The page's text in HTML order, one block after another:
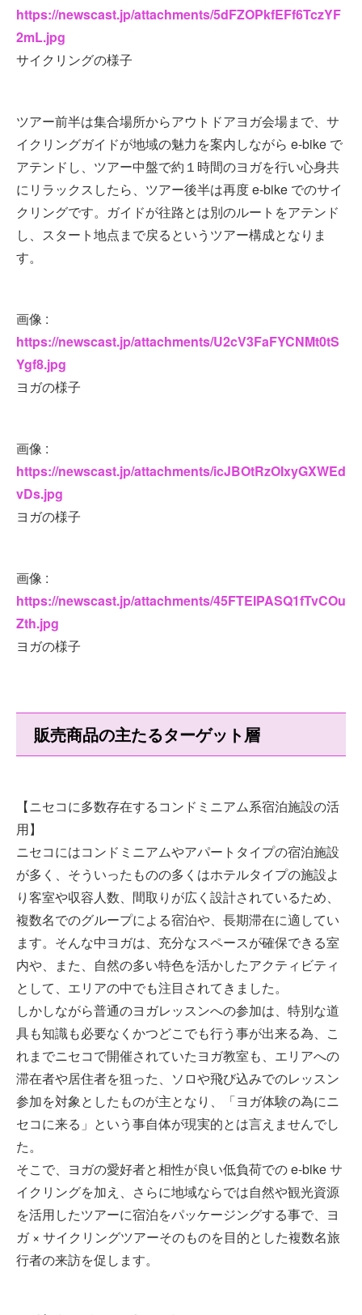
https://newscast.jp/attachments/5dFZOPkfEFf6TczYF
2mL.jpg
サイクリングの様子
ツアー前半は集合場所からアウトドアヨガ会場まで、サ
イクリングガイドが地域の魅力を案内しながら e-bike で
アテンドし、ツアー中盤で約１時間のヨガを行い心身共
にリラックスしたら、ツアー後半は再度 e-bike でのサイ
クリングです。ガイドが往路とは別のルートをアテンド
し、スタート地点まで戻るというツアー構成となりま
す。
画像 :
https://newscast.jp/attachments/U2cV3FaFYCNMt0tS
Ygf8.jpg
ヨガの様子
画像 :
https://newscast.jp/attachments/icJBOtRzOIxyGXWEd
vDs.jpg
ヨガの様子
画像 :
https://newscast.jp/attachments/45FTEIPASQ1fTvCOu
Zth.jpg
ヨガの様子
販売商品の主たるターゲット層
【ニセコに多数存在するコンドミニアム系宿泊施設の活
用】
ニセコにはコンドミニアムやアパートタイプの宿泊施設
が多く、そういったものの多くはホテルタイプの施設よ
り客室や収容人数、間取りが広く設計されているため、
複数名でのグループによる宿泊や、長期滞在に適してい
ます。そんな中ヨガは、充分なスペースが確保できる室
内や、また、自然の多い特色を活かしたアクティビティ
として、エリアの中でも注目されてきました。
しかしながら普通のヨガレッスンへの参加は、特別な道
具も知識も必要なくかつどこでも行う事が出来る為、こ
れまでニセコで開催されていたヨガ教室も、エリアへの
滞在者や居住者を狙った、ソロや飛び込みでのレッスン
参加を対象としたものが主となり、「ヨガ体験の為にニ
セコに来る」という事自体が現実的とは言えませんでし
た。
そこで、ヨガの愛好者と相性が良い低負荷での e-bike サ
イクリングを加え、さらに地域ならでは自然や観光資源
を活用したツアーに宿泊をパッケージングする事で、ヨ
ガ × サイクリングツアーそのものを目的とした複数名旅
行者の来訪を促します。